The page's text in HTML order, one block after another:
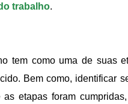
trabalho.
tem como uma de suas
Bem como, identificar
etapas foram